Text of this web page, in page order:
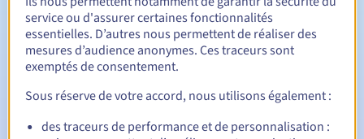
Période de rédemption 30 jours
Notifications automatiques :
Emails d'avertissement : 60, 30, 15, 7 et 3 jours avant la
date d'échéance
service ou d'assurer certaines fonctionnalités
essentielles. D’autres nous permettent de réaliser des
mesures d’audience anonymes. Ces traceurs sont
exemptés de consentement.
Sous réserve de votre accord, nous utilisons également :
des traceurs de performance et de personnalisation :